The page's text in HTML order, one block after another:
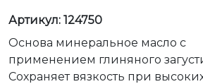
Артикул: 124750
Основа минеральное масло с
применением глиняного
Сохраняет вязкость при